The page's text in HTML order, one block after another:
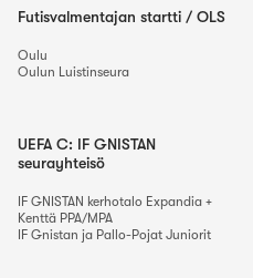
Futisvalmentajan startti / OLS
Oulu
Oulun Luistinseura
UEFA C: IF GNISTAN
seurayhteisö
IF GNISTAN kerhotalo Expandia +
Kenttä PPA/MPA
IF Gnistan ja Pallo-Pojat Juniorit